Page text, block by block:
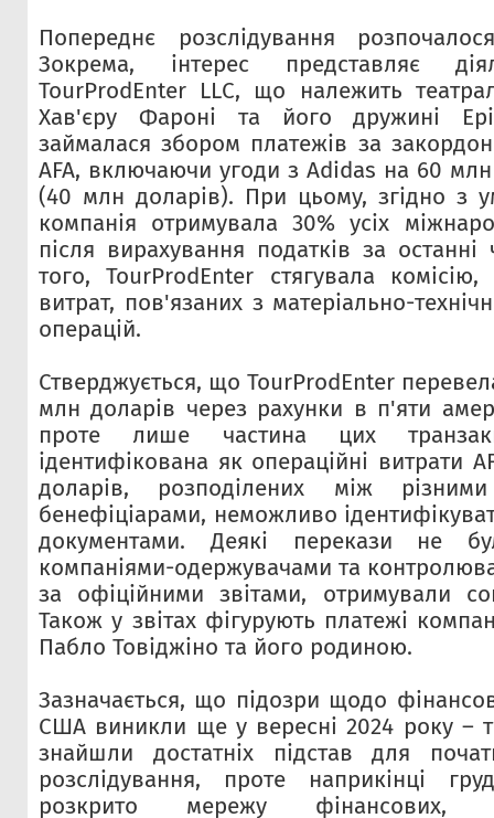
Попереднє розслідування
Зокрема, інтерес представляє
TourProdEnter LLC, що належить
Хав'єру Фароні та його дружині
займалася збором платежів за
AFA, включаючи угоди з Adidas на 60
(40 млн доларів). При цьому, згідно з
компанія отримувала 30% усіх
після вирахування податків за
того, TourProdEnter стягувала комісію,
витрат, пов'язаних з матеріально-
операцій.
Стверджується, що TourProdEnter
млн доларів через рахунки в п'яти
проте лише частина цих
ідентифікована як операційні витрати
доларів, розподілених між
бенефіціарами, неможливо
документами. Деякі перекази не
компаніями-одержувачами та
за офіційними звітами, отримували
Також у звітах фігурують платежі
Пабло Товіджіно та його родиною.
Зазначається, що підозри щодо
США виникли ще у вересні 2024 року –
знайшли достатніх підстав для
розслідування, проте наприкінці
розкрито мережу фінансових,